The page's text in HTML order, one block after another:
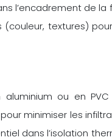
l’encadrement de la
textures)
ou en
minimiser les
dans l’isolation